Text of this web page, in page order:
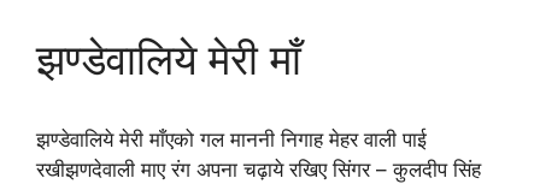
झण्डेवालिये मेरी माँ
झण्डेवालिये मेरी माँएको गल माननी निगाह मेहर वाली पाई
रखीझणदेवाली माए रंग अपना चढ़ाये रखिए सिंगर – कुलदीप सिंह